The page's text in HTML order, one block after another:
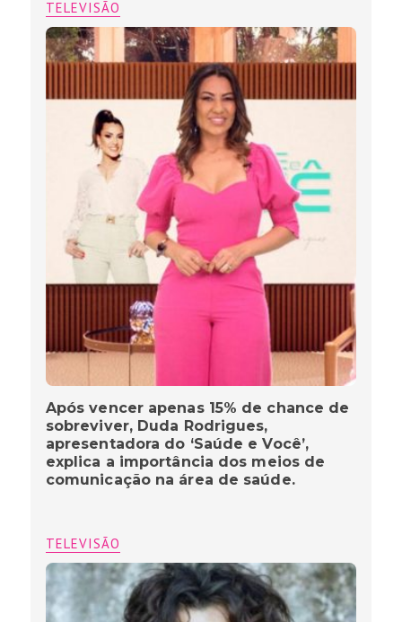
TELEVISÃO
Após vencer apenas 15% de chance de
sobreviver, Duda Rodrigues,
apresentadora do ‘Saúde e Você’,
explica a importância dos meios de
comunicação na área de saúde.
TELEVISÃO